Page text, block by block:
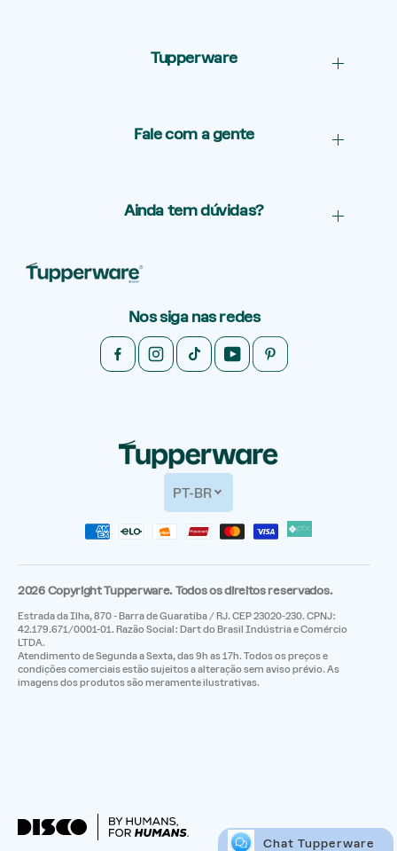
Chat Tupperware
Tupperware
Fale com a gente
Ainda tem dúvidas?
Nos siga nas redes
PT-BR
2026 Copyright Tupperware. Todos os direitos reservados.
Estrada da Ilha, 870 - Barra de Guaratiba / RJ. CEP 23020-230. CPNJ:
42.179.671/0001-01. Razão Social: Dart do Brasil Indústria e Comércio
LTDA.
Atendimento de Segunda a Sexta, das 9h as 17h. Todos os preços e
condições comerciais estão sujeitos a alteração sem aviso prévio. As
imagens dos produtos são meramente ilustrativas.